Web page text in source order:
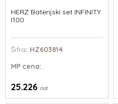
HERZ Baterijski set INFINITY
I100
Šifra: HZ603814
MP cena:
25.226rsd